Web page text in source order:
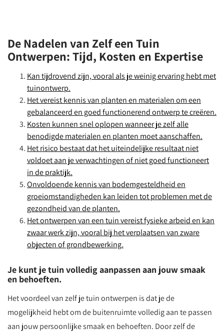
De Nadelen van Zelf een Tuin
Ontwerpen: Tijd, Kosten en Expertise
Kan tijdrovend zijn, vooral als je weinig ervaring hebt met
tuinontwerp.
Het vereist kennis van planten en materialen om een
gebalanceerd en goed functionerend ontwerp te creëren.
Kosten kunnen snel oplopen wanneer je zelf alle
benodigde materialen en planten moet aanschaffen.
Het risico bestaat dat het uiteindelijke resultaat niet
voldoet aan je verwachtingen of niet goed functioneert
in de praktijk.
Onvoldoende kennis van bodemgesteldheid en
groeiomstandigheden kan leiden tot problemen met de
gezondheid van de planten.
Het ontwerpen van een tuin vereist fysieke arbeid en kan
zwaar werk zijn, vooral bij het verplaatsen van zware
objecten of grondbewerking.
Je kunt je tuin volledig aanpassen aan jouw smaak
en behoeften.
Het voordeel van zelf je tuin ontwerpen is dat je de
mogelijkheid hebt om de buitenruimte volledig aan te passen
aan jouw persoonlijke smaak en behoeften. Door zelf de